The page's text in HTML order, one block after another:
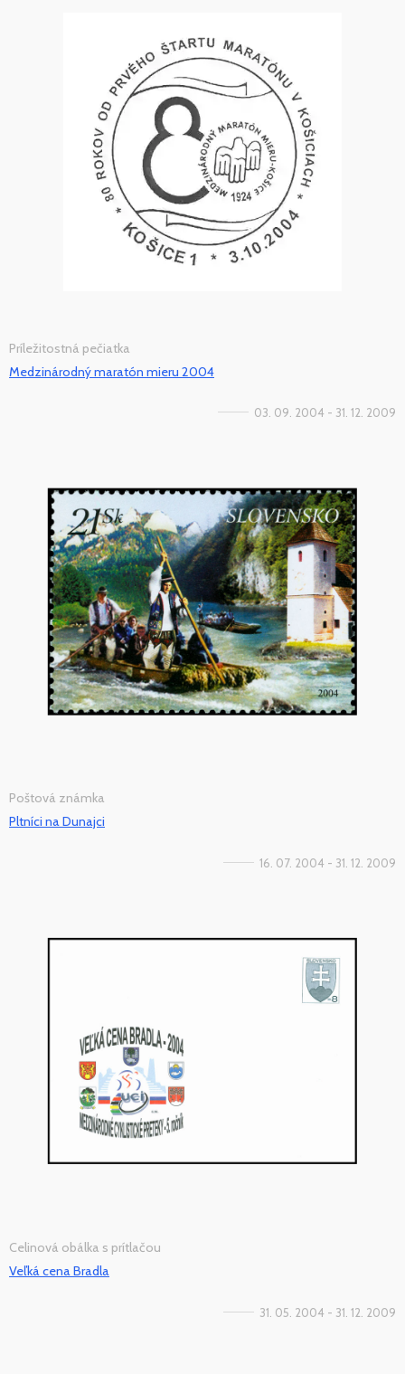
Príležitostná pečiatka
Medzinárodný maratón mieru 2004
03. 09. 2004 - 31. 12. 2009
Poštová známka
Pltníci na Dunajci
16. 07. 2004 - 31. 12. 2009
Celinová obálka s prítlačou
Veľká cena Bradla
31. 05. 2004 - 31. 12. 2009